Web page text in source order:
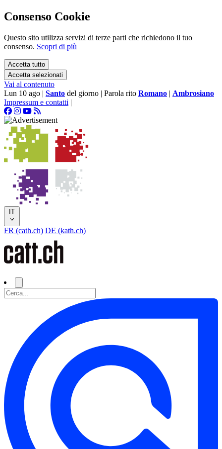
Consenso Cookie
Questo sito utilizza servizi di terze parti che richiedono il tuo
consenso. Scopri di più
Accetta tutto
Accetta selezionati
Vai al contenuto
Lun 10 ago | Santo del giorno | Parola rito Romano | Ambrosiano
Impressum e contatti |
IT
FR (cath.ch) DE (kath.ch)